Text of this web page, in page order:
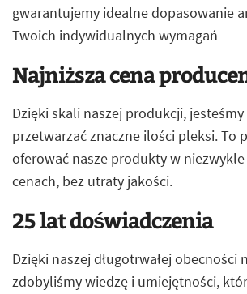
gwarantujemy idealne dopasowanie
Twoich indywidualnych wymagań
Najniższa cena
Dzięki skali naszej produkcji,
przetwarzać znaczne ilości pleksi. To
oferować nasze produkty w
cenach, bez utraty jakości.
25 lat doświadczenia
Dzięki naszej długotrwałej obecności
zdobyliśmy wiedzę i umiejętności,